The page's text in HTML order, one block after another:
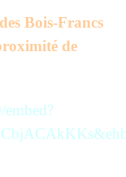
Bois-Francs
de